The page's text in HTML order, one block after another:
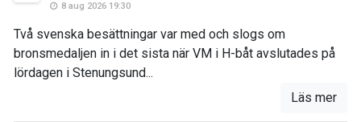
8 aug 2026 19:30
Två svenska besättningar var med och slogs om
bronsmedaljen in i det sista när VM i H-båt avslutades på
lördagen i Stenungsund...
Läs mer